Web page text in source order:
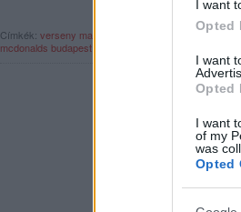
I want
Opted
I want
Opted
I want
of my
was
Opted
Címkék: verseny magazin ganxsta zolee
mcdonalds budapest open mic hiphop talents